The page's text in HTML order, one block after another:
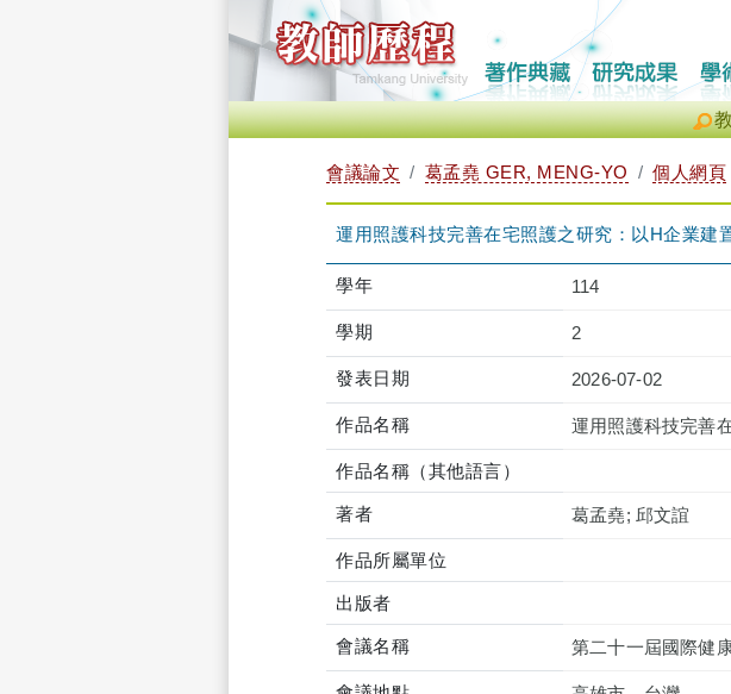
會議論文 葛孟堯 GER, MENG-YO 個人網頁
運用照護科技完善在宅照護之研究：以H企業建
學年 114
學期 2
發表日期 2026-07-02
作品名稱 運用照護科技完善
作品名稱（其他語言）
著者 葛孟堯; 邱文誼
作品所屬單位
出版者
會議名稱 第二十一屆國際健